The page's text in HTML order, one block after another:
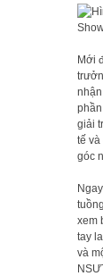
Mới
giải
tế
góc
xem
tay
và